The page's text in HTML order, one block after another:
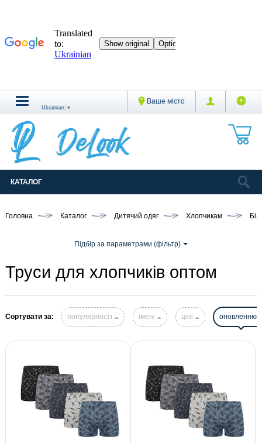
Ваше місто
Ukrainian ▼
КАТАЛОГ
Головна Каталог Дитячий одяг Хлопчикам
Підбір за параметрами (фільтр)
Труси для хлопчиків оптом
Сортувати за: популярності імені ціні оновленню